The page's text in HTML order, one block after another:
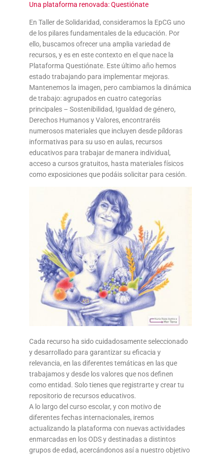
Una plataforma renovada: Questiónate
En Taller de Solidaridad, consideramos la EpCG uno
de los pilares fundamentales de la educación. Por
ello, buscamos ofrecer una amplia variedad de
recursos, y es en este contexto en el que nace la
Plataforma Questiónate. Este último año hemos
estado trabajando para implementar mejoras.
Mantenemos la imagen, pero cambiamos la dinámica
de trabajo: agrupados en cuatro categorías
principales – Sostenibilidad, Igualdad de género,
Derechos Humanos y Valores, encontraréis
numerosos materiales que incluyen desde píldoras
informativas para su uso en aulas, recursos
educativos para trabajar de manera individual,
acceso a cursos gratuitos, hasta materiales físicos
como exposiciones que podáis solicitar para cesión.
Cada recurso ha sido cuidadosamente seleccionado
y desarrollado para garantizar su eficacia y
relevancia, en las diferentes temáticas en las que
trabajamos y desde los valores que nos definen
como entidad. Solo tienes que registrarte y crear tu
repositorio de recursos educativos.
A lo largo del curso escolar, y con motivo de
diferentes fechas internacionales, iremos
actualizando la plataforma con nuevas actividades
enmarcadas en los ODS y destinadas a distintos
grupos de edad, acercándonos así a nuestro objetivo